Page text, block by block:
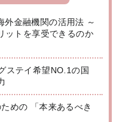
金融機関の活用法 ～
ットを享受できるのか
ステイ希望NO.1の国
めの 「本来あるべき